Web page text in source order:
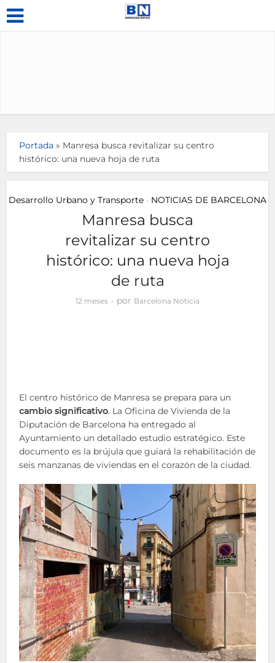
Portada » Manresa busca revitalizar su centro
histórico: una nueva hoja de ruta
Desarrollo Urbano y Transporte • NOTICIAS DE BARCELONA
Manresa busca
revitalizar su centro
histórico: una nueva hoja
de ruta
12 meses por Barcelona Noticia
El centro histórico de Manresa se prepara para un
cambio significativo. La Oficina de Vivienda de la
Diputación de Barcelona ha entregado al
Ayuntamiento un detallado estudio estratégico. Este
documento es la brújula que guiará la rehabilitación de
seis manzanas de viviendas en el corazón de la ciudad.